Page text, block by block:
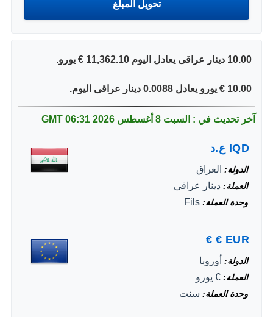
10.00 دينار عراقى يعادل اليوم 11,362.10 € يورو.
10.00 € يورو يعادل 0.0088 دينار عراقى اليوم.
آخر تحديث في : السبت 8 أغسطس 2026 06:31 GMT
IQD ع.د
الدولة العراق
العملة دينار عراقى
وحدة العملة Fils
EUR
€
€
الدولة أوروبا
العملة € يورو
وحدة العملة سنت